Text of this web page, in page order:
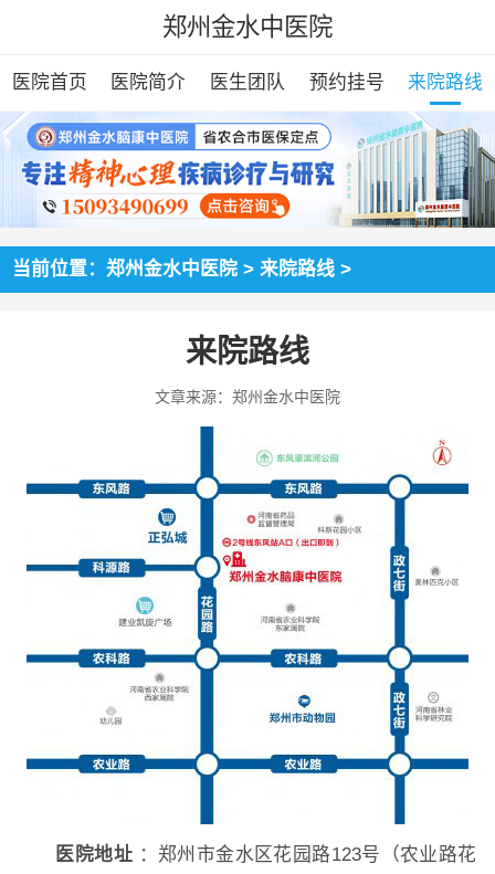
郑州金水中医院
医院首页 医院简介 医生团队 预约挂号 来院路线
当前位置：郑州金水中医院 > 来院路线 >
来院路线
文章来源：郑州金水中医院
医院地址 ：郑州市金水区花园路123号（农业路花